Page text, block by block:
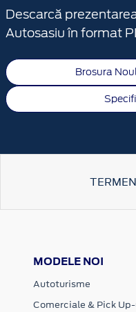
Descarcă
Autosasiu în format
Brosura
MODELE NOI
Autoturisme
Comerciale & Pick